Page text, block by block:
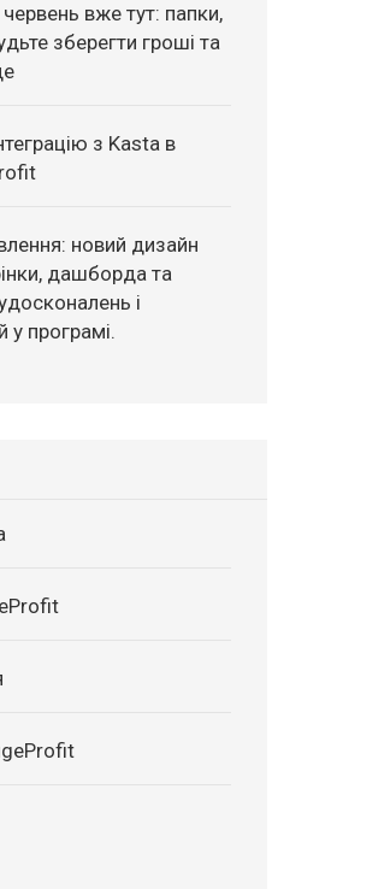
вже тут: папки,
зберегти гроші та
з Kasta в
новий дизайн
дашборда та
і
у програмі.